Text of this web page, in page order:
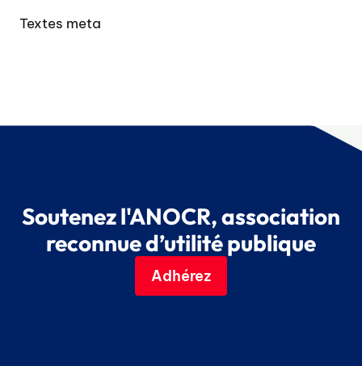
Textes meta
Soutenez l'ANOCR, association
reconnue d’utilité publique
Adhérez